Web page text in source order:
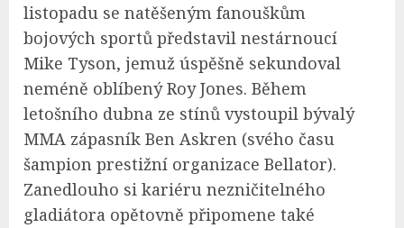
listopadu se natěšeným fanouškům
bojových sportů představil nestárnoucí
Mike Tyson, jemuž úspěšně sekundoval
neméně oblíbený Roy Jones. Během
letošního dubna ze stínů vystoupil bývalý
MMA zápasník Ben Askren (svého času
šampion prestižní organizace Bellator).
Zanedlouho si kariéru nezničitelného
gladiátora opětovně připomene také